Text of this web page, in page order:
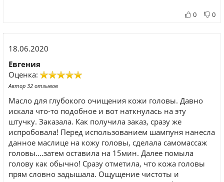
0 0
18.06.2020
Евгения
Оценка:
Автор 32 отзывов
Масло для глубокого очищения кожи головы. Давно
искала что-то подобное и вот наткнулась на эту
штучку. Заказала. Как получила заказ, сразу же
испробовала! Перед использованием шампуня нанесла
данное маслице на кожу головы, сделала самомассаж
головы....затем оставила на 15мин. Далее помыла
голову как обычно! Сразу отметила, что кожа головы
прям словно задышала. Ощущение чистоты и